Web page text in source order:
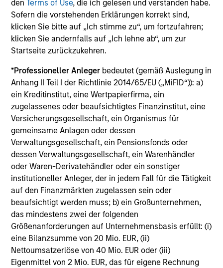
den Terms of Use, die ich gelesen und verstanden habe.
Sofern die vorstehenden Erklärungen korrekt sind,
klicken Sie bitte auf „Ich stimme zu“, um fortzufahren;
klicken Sie andernfalls auf „Ich lehne ab“, um zur
Startseite zurückzukehren.
*Professioneller Anleger bedeutet (gemäß Auslegung in
Anhang II Teil I der Richtlinie 2014/65/EU („MiFID“)): a)
ein Kreditinstitut, eine Wertpapierfirma, ein
zugelassenes oder beaufsichtigtes Finanzinstitut, eine
Versicherungsgesellschaft, ein Organismus für
gemeinsame Anlagen oder dessen
Verwaltungsgesellschaft, ein Pensionsfonds oder
dessen Verwaltungsgesellschaft, ein Warenhändler
oder Waren-Derivatehändler oder ein sonstiger
institutioneller Anleger, der in jedem Fall für die Tätigkeit
auf den Finanzmärkten zugelassen sein oder
beaufsichtigt werden muss; b) ein Großunternehmen,
das mindestens zwei der folgenden
Größenanforderungen auf Unternehmensbasis erfüllt: (i)
eine Bilanzsumme von 20 Mio. EUR, (ii)
Nettoumsatzerlöse von 40 Mio. EUR oder (iii)
Eigenmittel von 2 Mio. EUR, das für eigene Rechnung
Register
Portfolio Solutions Group
The Portfolio Solutions Group is a comprehensive
strategies and types (traditional and alternative),
through solutions that span fully liquid (public assets),
comprehensive (public and private assets) and fully
private portfolios. Offerings are delivered via a
managed portfolio or model, in discretionary or
advisory format.